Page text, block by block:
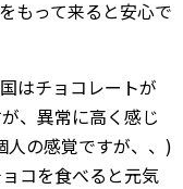
もって来ると安心で
はチョコレートが
、異常に高く感じ
人の感覚ですが、、)
コを食べると元気